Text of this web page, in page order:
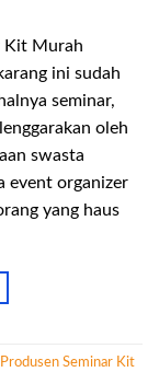
Kit Murah
ini sudah
seminar,
oleh
swasta
event organizer
yang haus
Produsen Seminar Kit